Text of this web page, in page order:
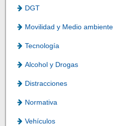
DGT
Movilidad y Medio ambiente
Tecnología
Alcohol y Drogas
Distracciones
Normativa
Vehículos